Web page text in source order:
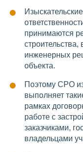
принимаются
инженерных
объекта.
Поэтому СРО
выполняет
рамках
работе с
заказчиками,
владельцами